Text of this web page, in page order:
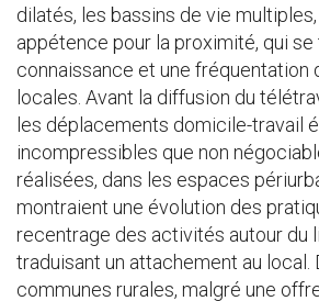
dilatés, les bassins de vie
appétence pour la proximité, qui se
connaissance et une fréquentation
locales. Avant la diffusion du
les déplacements domicile-travail
incompressibles que non
réalisées, dans les espaces
montraient une évolution des
recentrage des activités autour du
traduisant un attachement au local.
communes rurales, malgré une